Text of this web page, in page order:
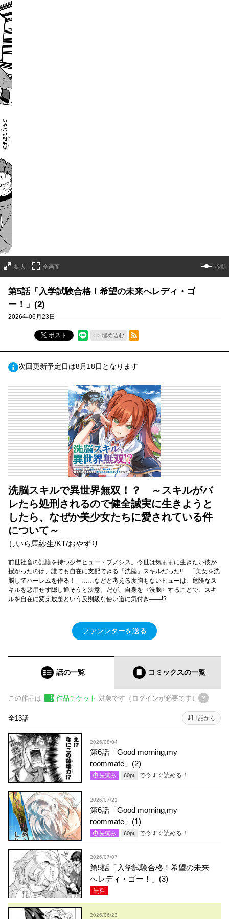
拡大 全画面 移動
第5話「入学試験合格！希望の未来へレディ・ゴ
ー！」(2)
2026年06月23日
ポスト 埋め込む
RSSフィード
次回更新予定日は8月18日となります
洗脳スキルで異世界無双！？ ～スキルがバ
レたら処刑されるので健全誠実に生きようと
したら、なぜか美少女たちに愛されている件
について～
しいら馬紗生/KT/おやずり
前世社畜の記憶を持つ少年ヒュー・プノシス。今世は気ままに生きたい彼が
授かったのは、誰でも自在に支配できる『洗脳』スキルだった!! 「美女を洗
脳してハーレムを作る！」……などと考える度胸もないヒューは、危険なス
キルを悪用せず隠し通そうと決意。だが、自身を〈洗脳〉することで、スキ
ルを自在に変え放題という反則級な使い道に気付き――!?
ファンレターを送る
話の一覧 コミックスの一覧
この作品は 作品チケット 対象です（ログインが必要です）
全13話 1話から
2026/08/04
第6話「Good morning,my
roommate」(2)
先読み 60pt で今すぐ読める！
2026/07/21
第6話「Good morning,my
roommate」(1)
先読み 60pt で今すぐ読める！
2026/07/07
第5話「入学試験合格！希望の未来
へレディ・ゴー！」(3)
無料
2026/06/23